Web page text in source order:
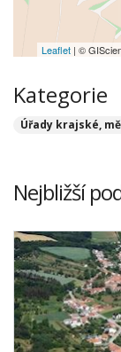
Leaflet | ©
Kategorie
Úřady krajské,
Nejbližší